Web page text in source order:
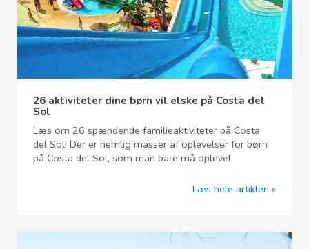
26 aktiviteter dine børn vil elske på Costa del
Sol
Læs om 26 spændende familieaktiviteter på Costa
del Sol! Der er nemlig masser af oplevelser for børn
på Costa del Sol, som man bare må opleve!
Læs hele artiklen